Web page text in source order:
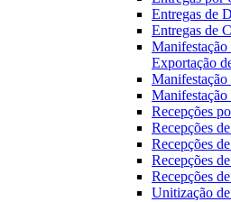
Entregas de
Entregas de
Manifestação
Exportação
Manifestação
Recepções
Recepções
Recepções
Recepções
Recepções
Unitização